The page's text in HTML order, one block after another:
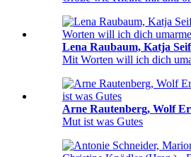
Lena Raubaum, Katja
Mit Worten will ich dich
Arne Rautenberg, Wolf
Mut ist was Gutes